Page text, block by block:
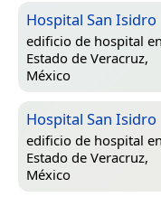
Hospital San Isidro
edificio de hospital en
Estado de Veracruz,
México
Hospital San Isidro
edificio de hospital en
Estado de Veracruz,
México